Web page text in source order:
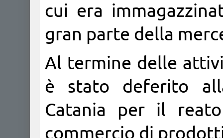
cui era
gran parte della
Al termine delle
è stato deferito
Catania per il
commercio di